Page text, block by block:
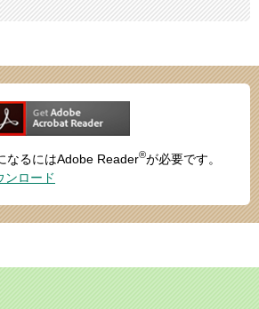
なるにはAdobe Reader®が必要です。
ンロード